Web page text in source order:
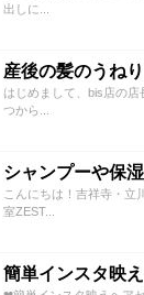
出しに...
はじめまして、bis店の
つから...
こんにちは！吉祥寺・立
室ZEST...
簡単インスタ映